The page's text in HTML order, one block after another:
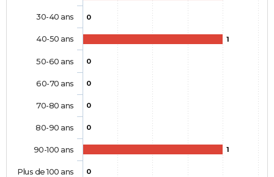
0
1
0
0
0
0
1
0
30-40 ans
40-50 ans
50-60 ans
60-70 ans
70-80 ans
80-90 ans
90-100 ans
Plus de 100 ans